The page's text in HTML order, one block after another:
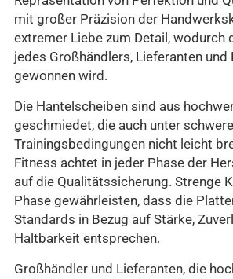
mit großer Präzision der
extremer Liebe zum Detail, wodurch
jedes Großhändlers, Lieferanten und
gewonnen wird.
Die Hantelscheiben sind aus
geschmiedet, die auch unter
Trainingsbedingungen nicht leicht
Fitness achtet in jeder Phase der
auf die Qualitätssicherung. Strenge
Phase gewährleisten, dass die
Standards in Bezug auf Stärke,
Haltbarkeit entsprechen.
Großhändler und Lieferanten, die